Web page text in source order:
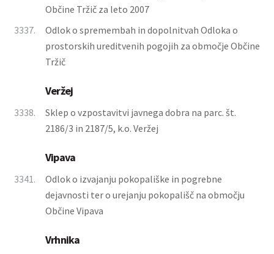
Občine Tržič za leto 2007
3337.
Odlok o spremembah in dopolnitvah Odloka o
prostorskih ureditvenih pogojih za območje Občine
Tržič
Veržej
3338.
Sklep o vzpostavitvi javnega dobra na parc. št.
2186/3 in 2187/5, k.o. Veržej
Vipava
3341.
Odlok o izvajanju pokopališke in pogrebne
dejavnosti ter o urejanju pokopališč na območju
Občine Vipava
Vrhnika